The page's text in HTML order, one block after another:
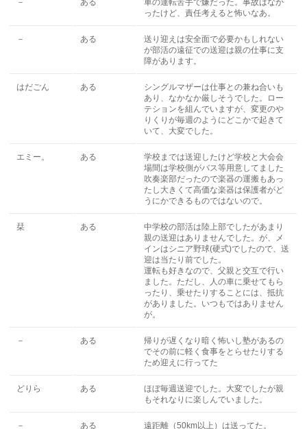
－ ある
車の運転苦手で嫌だった。事故はなか
ったけど、責任考えると怖いなあ。
－ ある
送り迎えは安全面で必要かもしれない
が部活の遠征での送迎は親の仕事に支
障があります。
はだごん ある
シングルマザーは仕事との兼ね合いも
あり、なかなか厳しそうでした。ロー
テションを組んでいますが、変更のや
りくりが毎週のようにどこかで起きて
いて、大変でした。
エミー。 ある
学校までは送迎したけど学校と大会会
場間は学校側がバス等用意してました
吹奏楽部だったので楽器の運搬もあっ
たし大きくて高価な楽器は保護者がど
うにかできるものではないので。
栞 ある
中学校の部活は陸上部でしたがあまり
親の送迎はありませんでした。が、メ
インはシニア野球(硬式)でしたので、送
迎は当たり前でした。
運転も好きなので、父親と交互で行い
ました。ただし、人の車に乗せてもら
ったり、乗せたりすることには、抵抗
がありました。いつもではありません
が。
－ ある
帰りが遅くなり暗く怖いし塾があるの
でその前に軽く食事をとらせたりする
ため迎えに行ってた
どりら ある
ほぼ毎週送迎でした。大変でしたが親
もそれなりに楽しんでいました。
－ ある 遠距離（50km以上）は送ってた。